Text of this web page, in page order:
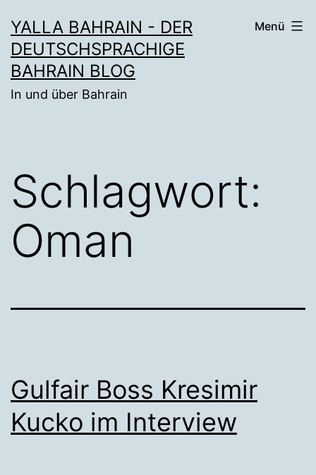
Inhalt
springen
YALLA BAHRAIN - DER
DEUTSCHSPRACHIGE
BAHRAIN BLOG
In und über Bahrain
Menü
Schlagwort:
Oman
Gulfair Boss Kresimir
Kucko im Interview